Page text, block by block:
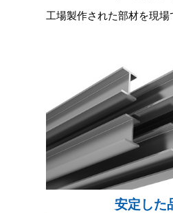
工場製作された部材を現
安定した